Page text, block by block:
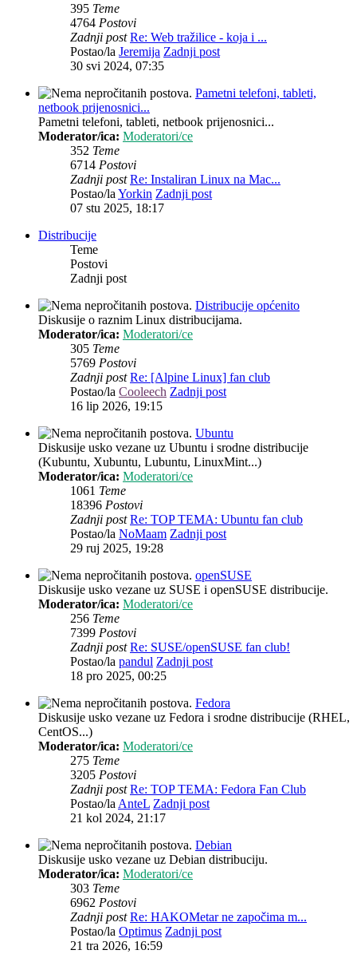
395 Teme
4764 Postovi
Zadnji post Re: Web tražilice - koja i ...
Postao/la Jeremija Zadnji post
30 svi 2024, 07:35
Pametni telefoni, tableti,
netbook prijenosnici...
Pametni telefoni, tableti, netbook prijenosnici...
Moderator/ica: Moderatori/ce
352 Teme
6714 Postovi
Zadnji post Re: Instaliran Linux na Mac...
Postao/laYorkin Zadnji post
07 stu 2025, 18:17
Distribucije
Teme
Postovi
Zadnji post
Distribucije općenito
Diskusije o raznim Linux distribucijama.
Moderator/ica: Moderatori/ce
305 Teme
5769 Postovi
Zadnji post Re: [Alpine Linux] fan club
Postao/la Cooleech Zadnji post
16 lip 2026, 19:15
Ubuntu
Diskusije usko vezane uz Ubuntu i srodne distribucije
(Kubuntu, Xubuntu, Lubuntu, LinuxMint...)
Moderator/ica: Moderatori/ce
1061 Teme
18396 Postovi
Zadnji post Re: TOP TEMA: Ubuntu fan club
Postao/la NoMaam Zadnji post
29 ruj 2025, 19:28
openSUSE
Diskusije usko vezane uz SUSE i openSUSE distribucije.
Moderator/ica: Moderatori/ce
256 Teme
7399 Postovi
Zadnji post Re: SUSE/openSUSE fan club!
Postao/la pandul Zadnji post
18 pro 2025, 00:25
Fedora
Diskusije usko vezane uz Fedora i srodne distribucije (RHEL,
CentOS...)
Moderator/ica: Moderatori/ce
275 Teme
3205 Postovi
Zadnji post Re: TOP TEMA: Fedora Fan Club
Postao/laAnteL Zadnji post
21 kol 2024, 21:17
Debian
Diskusije usko vezane uz Debian distribuciju.
Moderator/ica: Moderatori/ce
303 Teme
6962 Postovi
Zadnji post Re: HAKOMetar ne započima m...
Postao/la Optimus Zadnji post
21 tra 2026, 16:59